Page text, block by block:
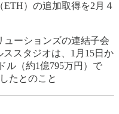
）の追加取得を2月４
ーションズの連結子会
スタジオは、1月15日か
ル（約1億795万円）で
たとのこと